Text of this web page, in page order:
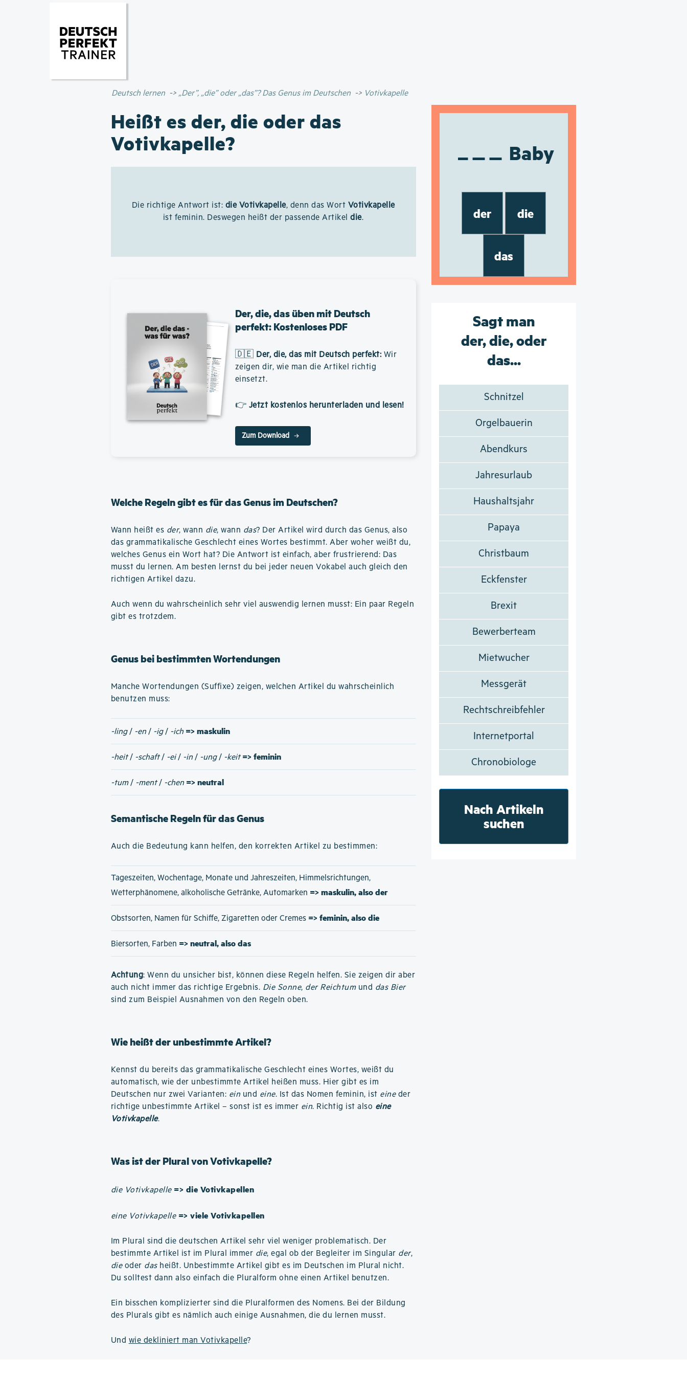
Deutsch lernen „Der”, „die” oder „das”? Das Genus im Deutschen Votivkapelle
Heißt es der, die oder das
Votivkapelle?
Die richtige Antwort ist: die Votivkapelle, denn das Wort Votivkapelle
ist feminin. Deswegen heißt der passende Artikeldie.
Der, die, das üben mit Deutsch
perfekt: Kostenloses PDF
🇩🇪 Der, die, das mit Deutsch perfekt: Wir
zeigen dir, wie man die Artikel richtig
einsetzt.
👉 Jetzt kostenlos herunterladen und lesen!
Zum Download
Welche Regeln gibt es für das Genus im Deutschen?
Wann heißt es der, wann die, wann das? Der Artikel wird durch das Genus, also
das grammatikalische Geschlecht eines Wortes bestimmt. Aber woher weißt du,
welches Genus ein Wort hat? Die Antwort ist einfach, aber frustrierend: Das
musst du lernen. Am besten lernst du bei jeder neuen Vokabel auch gleich den
richtigen Artikel dazu.
Auch wenn du wahrscheinlich sehr viel auswendig lernen musst: Ein paar Regeln
gibt es trotzdem.
Genus bei bestimmten Wortendungen
Manche Wortendungen (Suffixe) zeigen, welchen Artikel du wahrscheinlich
benutzen muss:
-ling/ -en/ -ig/ -ich => maskulin
-heit/ -schaft/ -ei/ -in/ -ung/ -keit => feminin
-tum/ -ment/ -chen => neutral
Semantische Regeln für das Genus
Auch die Bedeutung kann helfen, den korrekten Artikel zu bestimmen:
Tageszeiten, Wochentage, Monate und Jahreszeiten, Himmelsrichtungen,
Wetterphänomene, alkoholische Getränke, Automarken => maskulin, also der
Obstsorten, Namen für Schiffe, Zigaretten oder Cremes => feminin, also die
Biersorten, Farben => neutral, also das
Achtung: Wenn du unsicher bist, können diese Regeln helfen. Sie zeigen dir aber
auch nicht immer das richtige Ergebnis. Die Sonne, der Reichtumund das Bier
sind zum Beispiel Ausnahmen von den Regeln oben.
Wie heißt der unbestimmte Artikel?
Kennst du bereits das grammatikalische Geschlecht eines Wortes, weißt du
automatisch, wie der unbestimmte Artikel heißen muss. Hier gibt es im
Deutschen nur zwei Varianten: ein und eine. Ist das Nomen feminin, ist eineder
richtige unbestimmte Artikel – sonst ist es immer ein. Richtig ist also eine
Votivkapelle.
Was ist der Plural von Votivkapelle?
die Votivkapelle => die Votivkapellen
eine Votivkapelle => viele Votivkapellen
Im Plural sind die deutschen Artikel sehr viel weniger problematisch. Der
bestimmte Artikel ist im Plural immer die, egal ob der Begleiter im Singular der,
dieoder dasheißt. Unbestimmte Artikel gibt es im Deutschen im Plural nicht.
Du solltest dann also einfach die Pluralform ohne einen Artikel benutzen.
Ein bisschen komplizierter sind die Pluralformen des Nomens. Bei der Bildung
des Plurals gibt es nämlich auch einige Ausnahmen, die du lernen musst.
Und wie dekliniert man Votivkapelle?
Baby
der die
das
Sagt man
der, die, oder
das...
Schnitzel
Orgelbauerin
Abendkurs
Jahresurlaub
Haushaltsjahr
Papaya
Christbaum
Eckfenster
Brexit
Bewerberteam
Mietwucher
Messgerät
Rechtschreibfehler
Internetportal
Chronobiologe
Nach Artikeln
suchen